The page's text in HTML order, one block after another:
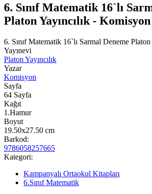
6. Sınıf Matematik 16`lı
Platon Yayıncılık -
6. Sınıf Matematik 16`lı Sarmal Deneme Platon
Yayınevi
Platon Yayıncılık
Yazar
Komisyon
Sayfa
64 Sayfa
Kağıt
1.Hamur
Boyut
19.50x27.50 cm
Barkod:
9786058257665
Kategori:
Kampanyalı Ortaokul Kitapları
6.Sınıf Matematik